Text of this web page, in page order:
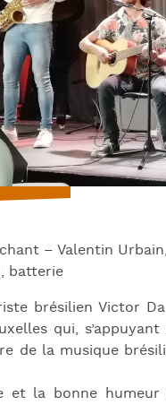
– Valentin
batterie
brésilien Victor
qui,
de la musique
et la bonne